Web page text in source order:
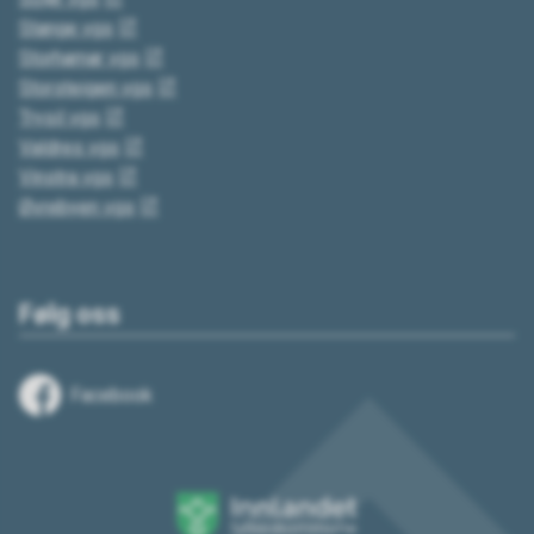
Stange vgs
Storhamar vgs
Storsteigen vgs
Trysil vgs
Valdres vgs
Vinstra vgs
Øvrebyen vgs
Følg oss
Facebook
Innlandet